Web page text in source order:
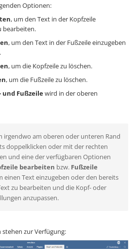
Optionen:
, um den Text in der Kopfzeile
bearbeiten.
, um den Text in der Fußzeile einzugeben
, um die Kopfzeile zu löschen.
, um die Fußzeile zu löschen.
und Fußzeilewird in der oberen
irgendwo am oberen oder unteren Rand
doppelklicken oder mit der rechten
und eine der verfügbaren Optionen
bearbeiten bzw. Fußzeile
einen Text einzugeben oder den bereits
zu bearbeiten und die Kopf- oder
anzupassen.
stehen zur Verfügung: